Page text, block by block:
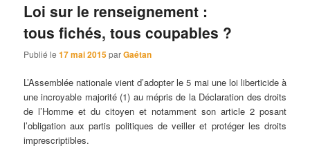
Loi sur le renseignement :
tous fichés, tous coupables ?
Publié le17 mai 2015parGaétan
L’Assemblée nationale vient d’adopter le 5 mai une loi liberticide à
une incroyable majorité (1) au mépris de la Déclaration des droits
de l’Homme et du citoyen et notamment son article 2 posant
l’obligation aux partis politiques de veiller et protéger les droits
imprescriptibles.